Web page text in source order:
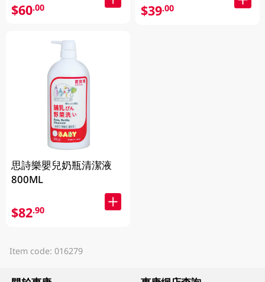
$60.00
思詩樂嬰兒奶瓶清潔液
800ML
$82.90
$39.00
Item code: 016279